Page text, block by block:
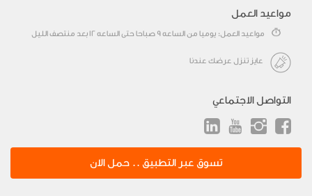
مواعيد العمل
مواعيد العمل: يوميا من الساعه 9 صباحا حتى الساعه 12 بعد منتصف الليل
عايز تنزل عرضك عندنا
التواصل الاجتماعي
تسوق عبر التطبيق .. حمل الان